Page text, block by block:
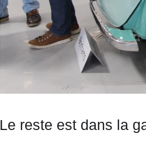
Le reste est dans la